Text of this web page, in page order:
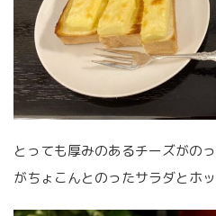
とっても厚みのあるチーズがの
がちょこんとのったサラダとホッ